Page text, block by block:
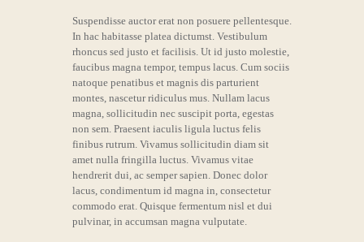
Suspendisse auctor erat non posuere pellentesque.
In hac habitasse platea dictumst. Vestibulum
rhoncus sed justo et facilisis. Ut id justo molestie,
faucibus magna tempor, tempus lacus. Cum sociis
natoque penatibus et magnis dis parturient
montes, nascetur ridiculus mus. Nullam lacus
magna, sollicitudin nec suscipit porta, egestas
non sem. Praesent iaculis ligula luctus felis
finibus rutrum. Vivamus sollicitudin diam sit
amet nulla fringilla luctus. Vivamus vitae
hendrerit dui, ac semper sapien. Donec dolor
lacus, condimentum id magna in, consectetur
commodo erat. Quisque fermentum nisl et dui
pulvinar, in accumsan magna vulputate.